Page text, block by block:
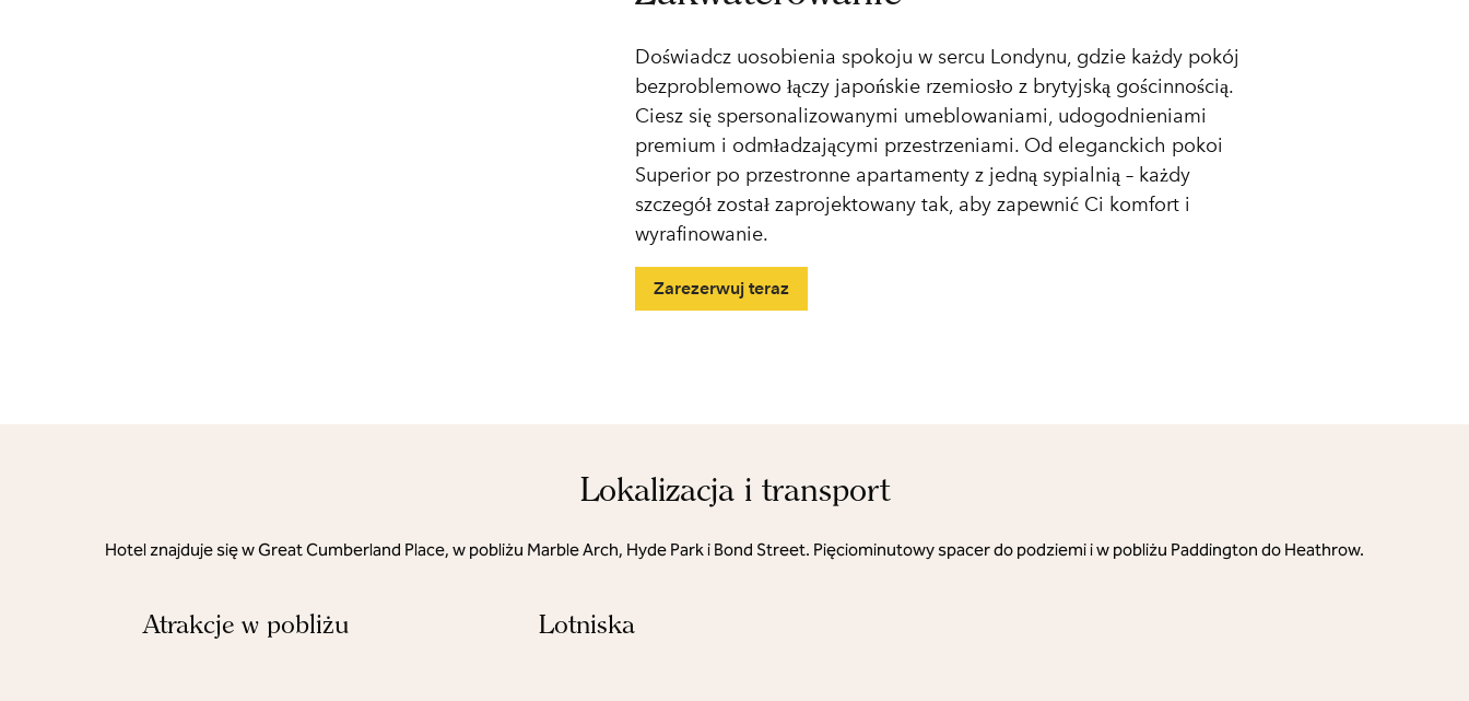
Doświadcz uosobienia spokoju w sercu Londynu, gdzie każdy pokój
bezproblemowo łączy japońskie rzemiosło z brytyjską gościnnością.
Ciesz się spersonalizowanymi umeblowaniami, udogodnieniami
premium i odmładzającymi przestrzeniami. Od eleganckich pokoi
Superior po przestronne apartamenty z jedną sypialnią – każdy
szczegół został zaprojektowany tak, aby zapewnić Ci komfort i
wyrafinowanie.
Zarezerwuj teraz
Lokalizacja i transport
Hotel znajduje się w Great Cumberland Place, w pobliżu Marble Arch, Hyde Park i Bond Street. Pięciominutowy spacer do podziemi i w pobliżu Paddington do Heathrow.
Atrakcje w pobliżu Lotniska